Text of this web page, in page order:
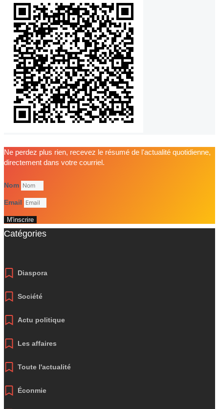
Ne perdez plus rien, recevez le résumé de l'actualité quotidienne,
directement dans votre courriel.
Nom
Email
M'inscrire
Catégories
Diaspora
Société
Actu politique
Les affaires
Toute l'actualité
Éconmie